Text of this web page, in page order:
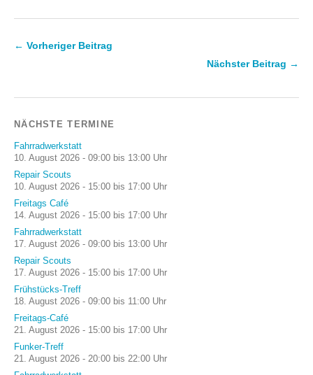
← Vorheriger Beitrag
Nächster Beitrag →
NÄCHSTE TERMINE
Fahrradwerkstatt
10. August 2026 - 09:00 bis 13:00 Uhr
Repair Scouts
10. August 2026 - 15:00 bis 17:00 Uhr
Freitags Café
14. August 2026 - 15:00 bis 17:00 Uhr
Fahrradwerkstatt
17. August 2026 - 09:00 bis 13:00 Uhr
Repair Scouts
17. August 2026 - 15:00 bis 17:00 Uhr
Frühstücks-Treff
18. August 2026 - 09:00 bis 11:00 Uhr
Freitags-Café
21. August 2026 - 15:00 bis 17:00 Uhr
Funker-Treff
21. August 2026 - 20:00 bis 22:00 Uhr